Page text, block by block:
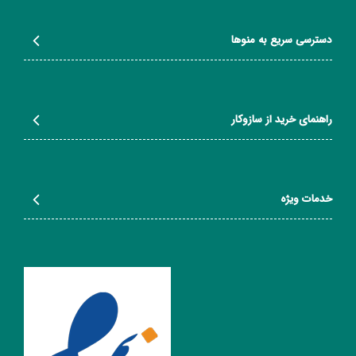
دسترسی سریع به منوها
راهنمای خرید از سازوکار
خدمات ویژه